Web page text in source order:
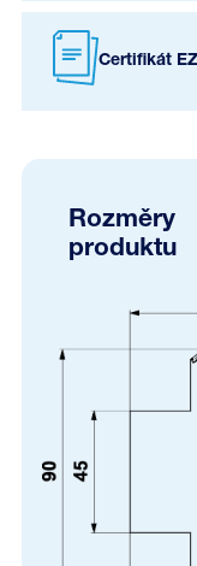
Certifikát
Rozměry
produktu